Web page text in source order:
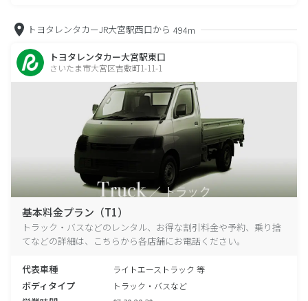
トヨタレンタカーJR大宮駅西口から 494m
トヨタレンタカー大宮駅東口
さいたま市大宮区吉敷町1-11-1
基本料金プラン（T1）
トラック・バスなどのレンタル、お得な割引料金や予約、乗り捨
てなどの詳細は、こちらから各店舗にお電話ください。
代表車種 ライトエーストラック 等
ボディタイプ トラック・バスなど